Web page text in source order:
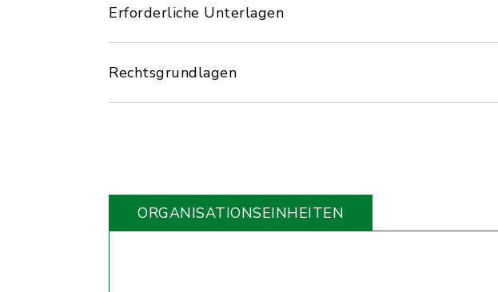
Erforderliche Unterlagen
Rechtsgrundlagen
ORGANISATIONS­EINHEITEN